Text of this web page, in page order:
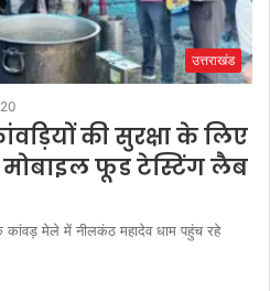
उत्तराखंड
की सुरक्षा के लिए
मोबाइल फूड टेस्टिंग लैब
मेले में नीलकंठ महादेव धाम पहुंच रहे